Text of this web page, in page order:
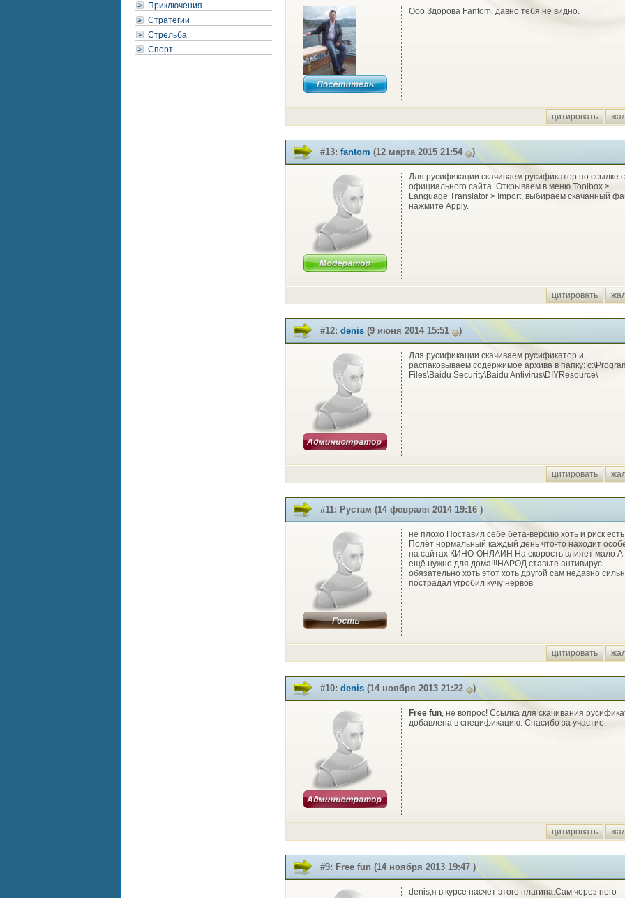
Приключения
Стратегии
Стрельба
Спорт
Ооо Здорова Fantom, давно тебя не видно.
цитировать
#13: fantom (12 марта 2015 21:54 )
Для русификации скачиваем русификатор по ссылке с
официального сайта. Открываем в меню Toolbox >
Language Translator > Import, выбираем скачанный
нажмите Apply.
цитировать
#12: denis (9 июня 2014 15:51 )
Для русификации скачиваем русификатор и
распаковываем содержимое архива в папку:
Files\Baidu Security\Baidu Antivirus\DIYResource\
цитировать
#11: Рустам (14 февраля 2014 19:16 )
не плохо Поставил себе бета-версию хоть и риск есть
Полёт нормальный каждый день что-то находит
на сайтах КИНО-ОНЛАИН На скорость влияет мало А
ещё нужно для дома!!!НАРОД ставьте антивирус
обязательно хоть этот хоть другой сам недавно
пострадал угробил кучу нервов
цитировать
#10: denis (14 ноября 2013 21:22 )
Free fun, не вопрос! Ссылка для скачивания
добавлена в спецификацию. Спасибо за участие.
цитировать
#9: Free fun (14 ноября 2013 19:47 )
denis,я в курсе насчет этого плагина.Сам через него